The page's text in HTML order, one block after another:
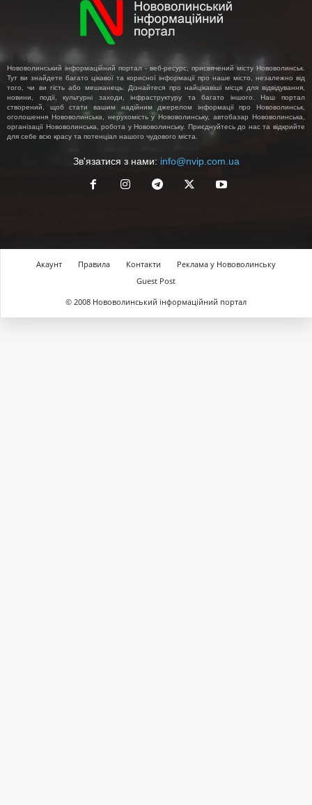
Нововолинський інформаційний портал - веб-ресурс, присвячений місту Нововолинськ.
Тут ви знайдете багато цікавої та корисної інформації про наше місто, незалежно від
того, чи ви гість або мешканець. Дізнайтеся про найцікавіші місця для відвідування,
новини, події, культурні заходи, інфраструктуру та багато іншого. Наш портал
створений, щоб стати вашим надійним джерелом інформації про Нововолинськ,
оголошення Нововолинська, нерухомість у Нововолинську, автобазар Нововолинська,
організації Нововолинська, робота у Нововолинську. Приєднуйтесь до нас та відкрийте
для себе всю красу та потенціал нашого чудового міста.
Зв'язатися з нами: info@nvip.com.ua
Акаунт Правила Контакти
Реклама у Нововолинську
Guest Post
© 2008 Нововолинський інформаційний портал